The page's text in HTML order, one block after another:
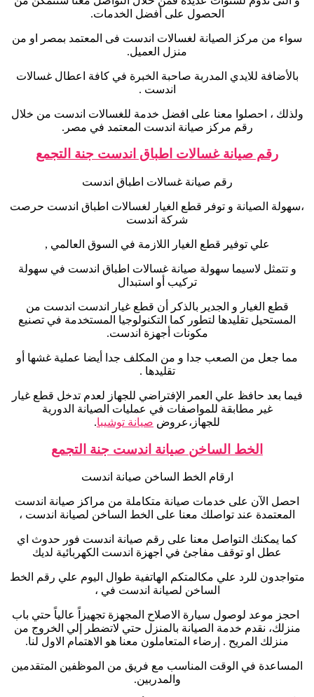
الحصول على أفضل الخدمات.
سواء من مركز الصيانة لغسالات اندست فى المعتمد بمصر او من
منزل العميل.
بالأضافة للايدي المدربة صاحبة الخبرة في كافة اعطال غسالات
اندست .
ولذلك ، احصلوا معنا على افضل خدمة للغسالات اندست من خلال
رقم مركز صيانة اندست المعتمد في مصر.
رقم صيانة غسالات اطباق اندست جنة التجمع
رقم صيانة غسالات اطباق اندست
،سهولة الصيانة و توفر قطع الغيار لغسالات اطباق اندست حرصت
شركة اندست
علي توفير قطع الغيار اللازمة في السوق العالمي ,
و تتمثل لاسيما سهولة صيانة غسالات اطباق اندست في سهولة
تركيب أو استبدال
قطع الغيار و الجدير بالذكر أن قطع غيار اندست اندست من
المستحيل تقليدها لتطور كما التكنولوجيا المستخدمة في تصنيع
مكونات أجهزة اندست.
مما جعل من الصعب جدا و من المكلف جدا أيضا عملية غشها أو
تقليدها .
فيما بعد حافظ علي العمر الإفتراضي للجهاز لعدم تدخل قطع غيار
غير مطابقة للمواصفات في عمليات الصيانة الدورية
للجهاز،عروض صيانة توشيبا.
الخط الساخن صيانة اندست جنة التجمع
ارقام الخط الساخن صيانة اندست
احصل الآن على خدمات صيانة متكاملة من مراكز صيانة اندست
المعتمدة عند تواصلك معنا على الخط الساخن لصيانة اندست ،
كما يمكنك التواصل معنا على رقم صيانة اندست فور حدوث اي
عطل او توقف مفاجئ في اجهزة اندست الكهربائية لديك
متواجدون للرد علي مكالمتكم الهاتفية طوال اليوم علي رقم الخط
الساخن لصيانة اندست في ،
احجز موعد لوصول سيارة الاصلاح المجهزة تجهيزاً عالياً حتي باب
منزلك، نقدم خدمة الصيانة بالمنزل حتي لاتضطر إلي الخروج من
منزلك المريح . إرضاء المتعاملون معنا هو الاهتمام الاول لنا.
المساعدة في الوقت المناسب مع فريق من الموظفين المتقدمين
والمدربين.